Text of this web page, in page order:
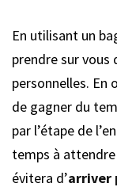
En utilisant un
prendre sur vous
personnelles. En
de gagner du
par l’étape de
temps à attendre
évitera d’arriver